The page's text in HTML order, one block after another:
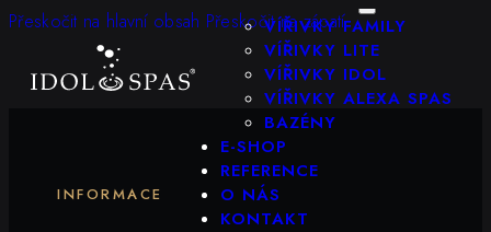
Přeskočit na hlavní obsah Přeskočit na zápatí
VÍŘIVKY FAMILY
VÍŘIVKY LITE
VÍŘIVKY IDOL
VÍŘIVKY ALEXA SPAS
BAZÉNY
E-SHOP
REFERENCE
O NÁS
KONTAKT
INFORMACE